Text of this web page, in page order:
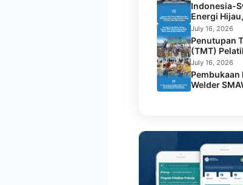
Indonesia-
Energi
Luncurkan
PLTS dan
July 16, 2026
Penutupan
(TMT)
Warna Alam
Bain’s
July 16, 2026
Pembukaan
Welder